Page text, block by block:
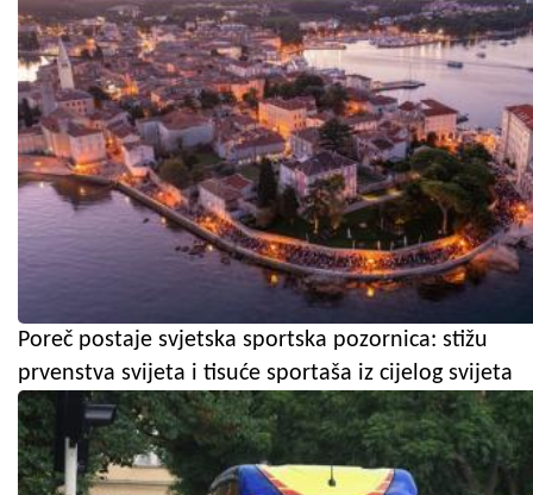
Poreč postaje svjetska sportska pozornica: stižu
prvenstva svijeta i tisuće sportaša iz cijelog svijeta